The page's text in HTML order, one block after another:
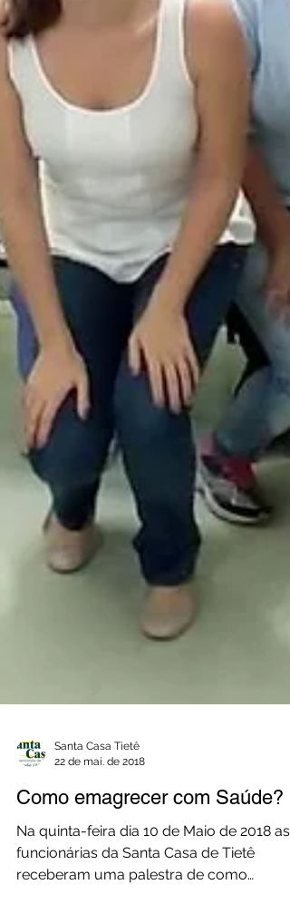
Santa Casa Tietê
22 de mai. de 2018
Como emagrecer com Saúde?
Na quinta-feira dia 10 de Maio de 2018 as